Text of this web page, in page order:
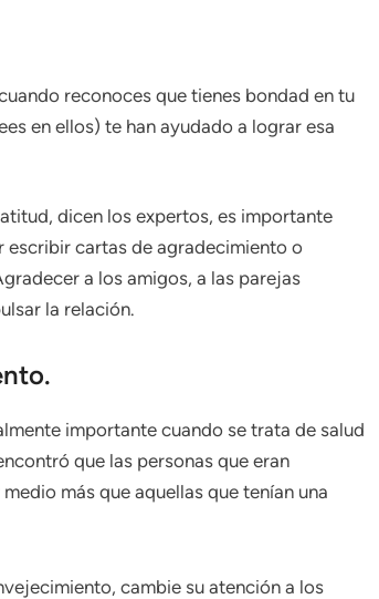
reconoces que tienes bondad en tu
en ellos) te han ayudado a lograr esa
dicen los expertos, es importante
escribir cartas de agradecimiento o
a los amigos, a las parejas
la relación.
importante cuando se trata de salud
que las personas que eran
más que aquellas que tenían una
cambie su atención a los